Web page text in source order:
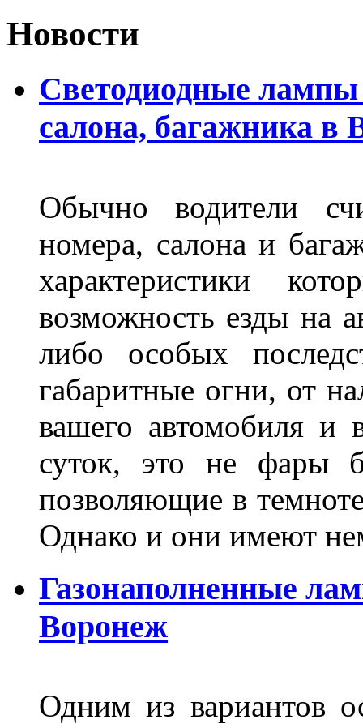
Новости
Светодиодные лампы
салона, багажника в
Обычно водители
номера, салона и
характеристики
возможность езды на
либо особых
габаритные огни, от
вашего автомобиля и
суток, это не фары
позволяющие в
Однако и они имеют
Газонаполненные
Воронеж
Одним из вариантов